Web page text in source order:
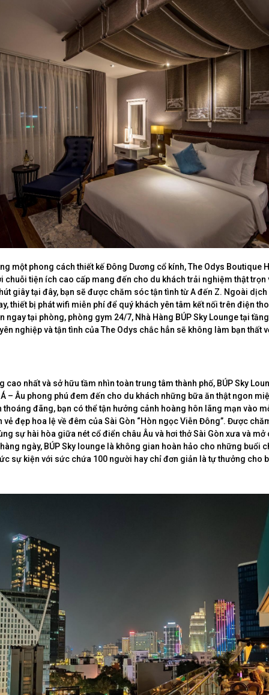
một phong cách thiết kế Đông Dương cổ kính, The Odys Boutique
chuỗi tiện ích cao cấp mang đến cho du khách trải nghiệm thật trọn
giây tại đây, bạn sẽ được chăm sóc tận tình từ A đến Z. Ngoài
thiết bị phát wifi miễn phí để quý khách yên tâm kết nối trên điện
ngay tại phòng, phòng gym 24/7, Nhà Hàng BÚP Sky Lounge tại
nghiệp và tận tình của The Odys chắc hẳn sẽ không làm bạn thất
cao nhất và sở hữu tầm nhìn toàn trung tâm thành phố, BÚP Sky
– Âu phong phú đem đến cho du khách những bữa ăn thật ngon
đãng, bạn có thể tận hưởng cảnh hoàng hôn lãng mạn vào
vẻ đẹp hoa lệ về đêm của Sài Gòn “Hòn ngọc Viễn Đông”. Được
sự hài hòa giữa nét cổ điển châu Âu và hơi thở Sài Gòn xưa và mở
ngày, BÚP Sky lounge là không gian hoàn hảo cho những buổi
sự kiện với sức chứa 100 người hay chỉ đơn giản là tự thưởng cho